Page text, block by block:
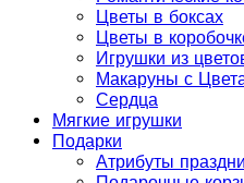
Цветы в боксах
Цветы в
Игрушки из
Макаруны с
Сердца
Мягкие игрушки
Подарки
Атрибуты